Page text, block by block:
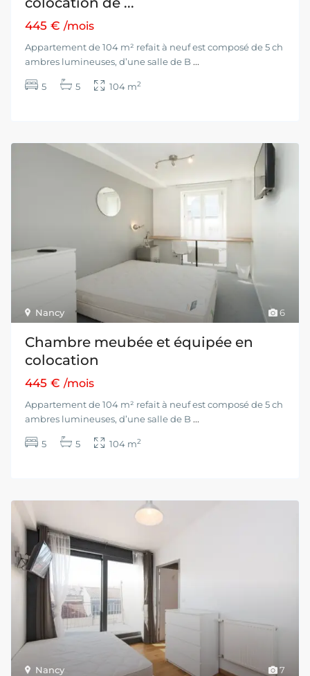
445 €/mois
Appartement de 104 m² refait à neuf est composé de 5 ch
ambres lumineuses, d’une salle de B ...
5 5 104 m2
6
Nancy
Chambre meubée et équipée en
colocation
445 €/mois
Appartement de 104 m² refait à neuf est composé de 5 ch
ambres lumineuses, d’une salle de B ...
5 5 104 m2
7
Nancy